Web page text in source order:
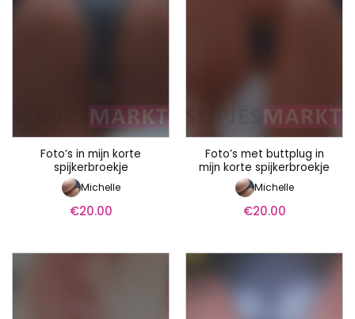
Foto’s in mijn korte
spijkerbroekje
Michelle
€20.00
Foto’s met buttplug in
mijn korte spijkerbroekje
Michelle
€20.00